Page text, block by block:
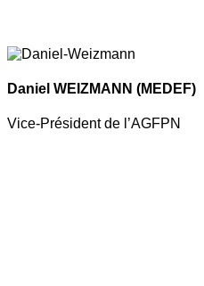
Daniel WEIZMANN (MEDEF)
Vice-Président de l’AGFPN